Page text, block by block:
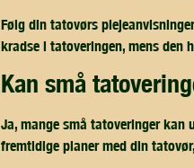
Følg din tatovørs
kradse i tatoveringen, mens den
kan små
Ja, mange små tatoveringer kan
fremtidige planer med din